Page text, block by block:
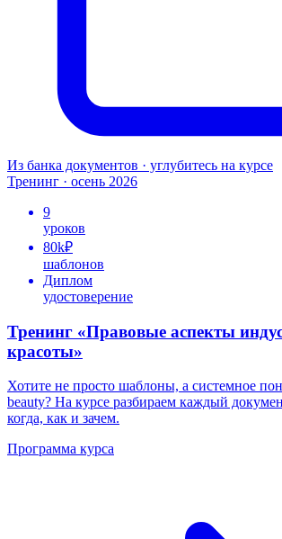
Из банка документов · углубитесь на курсе
Тренинг · осень 2026
9
уроков
80k₽
шаблонов
Диплом
удостоверение
Тренинг «Правовые аспекты
красоты»
Хотите не просто шаблоны, а системное
beauty? На курсе разбираем каждый
когда, как и зачем.
Программа курса